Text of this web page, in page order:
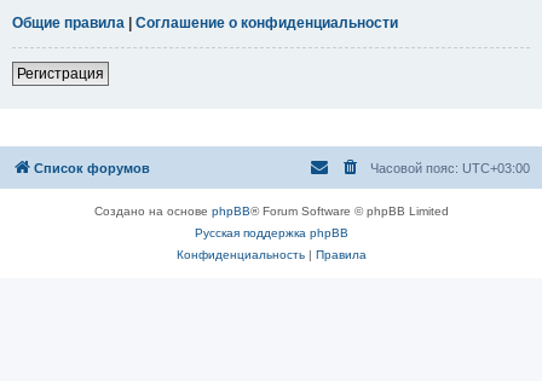
Общие правила
Соглашение о конфиденциальности
Регистрация
Список форумов Часовой пояс: UTC+03:00
Создано на основе phpBB® Forum Software © phpBB Limited
Русская поддержка phpBB
Конфиденциальность| Правила